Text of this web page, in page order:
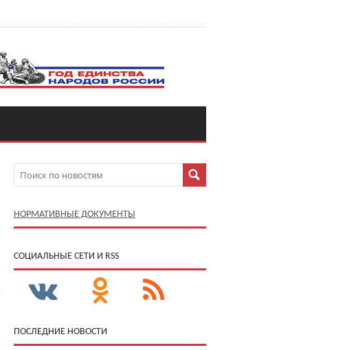
НОРМАТИВНЫЕ ДОКУМЕНТЫ
CОЦИАЛЬНЫЕ СЕТИ И RSS
ПОСЛЕДНИЕ НОВОСТИ